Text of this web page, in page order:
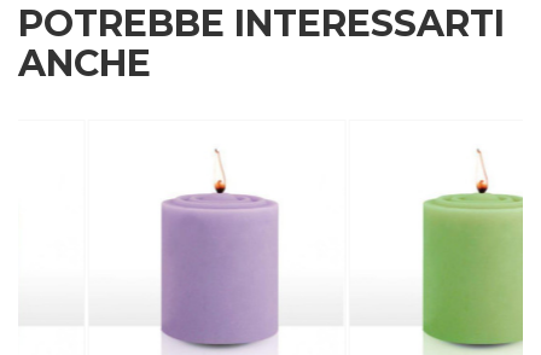
POTREBBE INTERESSARTI
ANCHE